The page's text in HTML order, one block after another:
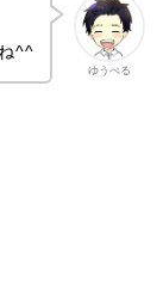
ゆうべる
^^